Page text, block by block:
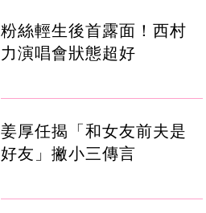
粉絲輕生後首露面！西村
力演唱會狀態超好
姜厚任揭「和女友前夫是
好友」撇小三傳言